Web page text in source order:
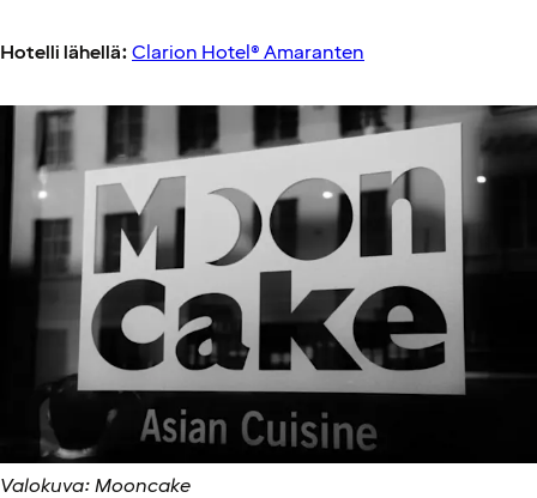
Hotelli lähellä:Clarion Hotel® Amaranten
Valokuva: Mooncake